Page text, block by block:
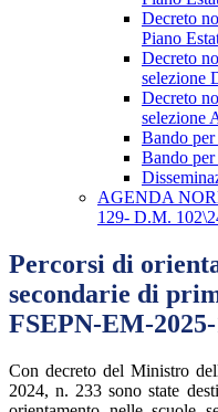
Decreto
Piano
Decreto
selezione
Decreto
selezione
Bando
Bando
AGENDA
129- D.M.
Percorsi di
secondarie di
FSEPN-EM-
Con decreto del Ministro
2024, n. 233 sono state